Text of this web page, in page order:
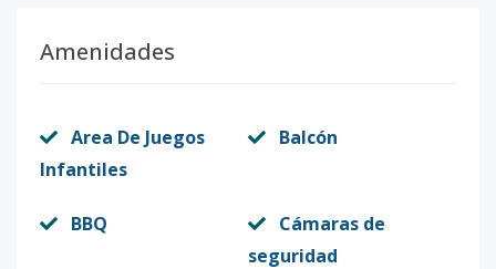
Amenidades
Area De Juegos
Infantiles
Balcón
BBQ
Cámaras de
seguridad